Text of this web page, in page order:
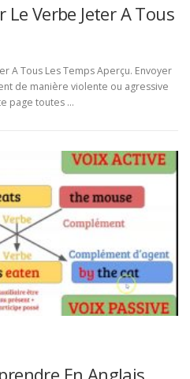
Verbe Jeter A Tous
A Tous Les Temps Aperçu. Envoyer
de manière violente ou agressive
page toutes …
En Anglais